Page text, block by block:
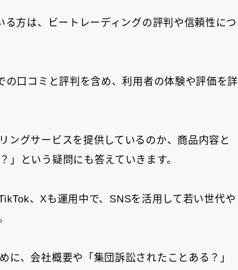
後払い決済サービス 7
大手消費者金融で借りる
方は、ビートレーディングの評判や信頼性につ
口コミと評判を含め、利用者の体験や評価を詳
ングサービスを提供しているのか、商品内容と
」という疑問にも答えていきます。
、Xも運用中で、SNSを活用して若い世代や
に、会社概要や「集団訴訟されたことある？」